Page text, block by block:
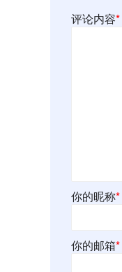
评论内容*
你的昵称*
你的邮箱*